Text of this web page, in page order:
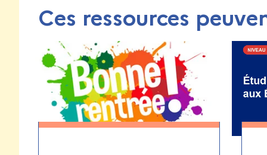
Ces ressources